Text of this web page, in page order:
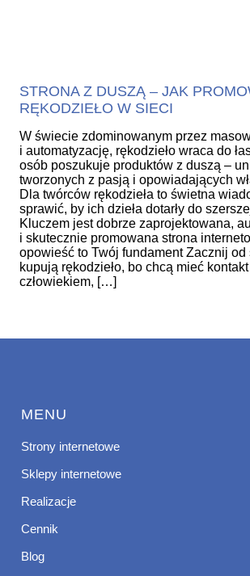
STRONA Z DUSZĄ – JAK
RĘKODZIEŁO W SIECI
W świecie zdominowanym przez
i automatyzację, rękodzieło wraca do
osób poszukuje produktów z duszą –
tworzonych z pasją i opowiadających
Dla twórców rękodzieła to świetna
sprawić, by ich dzieła dotarły do
Kluczem jest dobrze zaprojektowana,
i skutecznie promowana strona
opowieść to Twój fundament Zacznij
kupują rękodzieło, bo chcą mieć
człowiekiem, […]
MENU
Strony internetowe
Sklepy internetowe
Realizacje
Cennik
Blog